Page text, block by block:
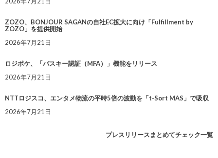
ZOZO、BONJOUR SAGANの自社EC拡大に向け「Fulfillment by
ZOZO」を提供開始
2026年7月21日
ロジポケ、「パスキー認証（MFA）」機能をリリース
2026年7月21日
NTTロジスコ、エンタメ物流の平時5倍の波動を「t-Sort MAS」で吸収
2026年7月21日
プレスリリースまとめてチェック一覧